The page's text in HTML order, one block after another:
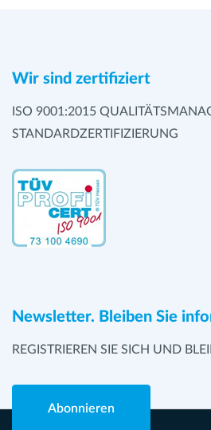
vivo-Studien können die
die biologische Funktionalität
Wir sind zertifiziert
ISO 9001:2015
STANDARDZERTIFIZIERUNG
Newsletter. Bleiben Sie
REGISTRIEREN SIE SICH UND
Abonnieren